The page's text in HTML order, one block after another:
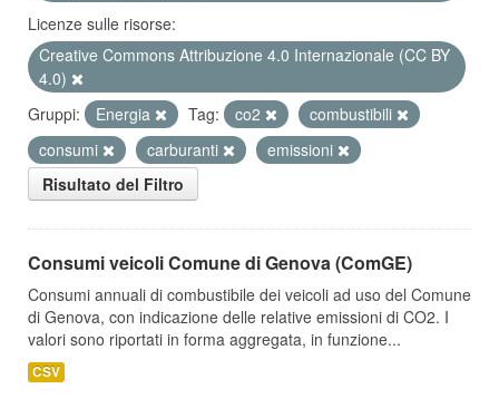
Licenze sulle risorse:
Creative Commons Attribuzione 4.0 Internazionale (CC BY
4.0)
Gruppi:
Energia Tag: co2
combustibili
consumi
carburanti
emissioni
Risultato del Filtro
Consumi veicoli Comune di Genova (ComGE)
Consumi annuali di combustibile dei veicoli ad uso del Comune
di Genova, con indicazione delle relative emissioni di CO2. I
valori sono riportati in forma aggregata, in funzione...
CSV